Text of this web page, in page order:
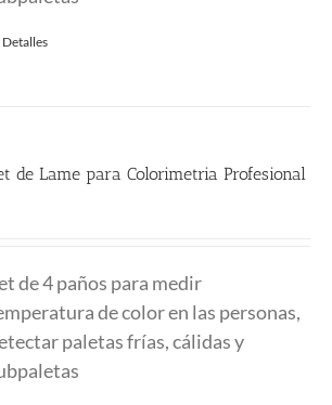
Detalles
de Lame para Colorimetria Profesional
de 4 paños para medir
de color en las personas,
paletas frías, cálidas y